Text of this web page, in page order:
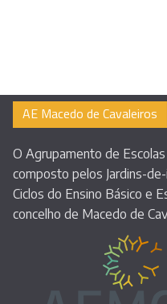
AE Macedo de Cavaleiros
O Agrupamento de
composto pelos Jardins-de-
Ciclos do Ensino Básico e
concelho de Macedo de